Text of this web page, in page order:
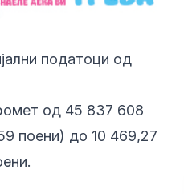
податоци од
од 45 837 608
поени) до 10 469,27